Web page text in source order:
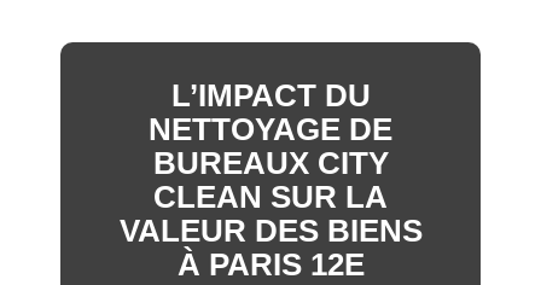
L’IMPACT DU
NETTOYAGE DE
BUREAUX CITY
CLEAN SUR LA
VALEUR DES BIENS
À PARIS 12E